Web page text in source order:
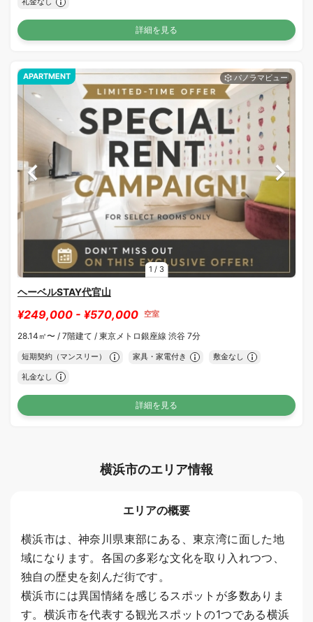
詳細を見る
1 / 3
APARTMENT
ヘーベルSTAY代官山
¥249,000 - ¥570,000 空室
28.14㎡〜 / 7階建て / 東京メトロ銀座線 渋谷 7分
短期契約（マンスリー） 家具・家電付き 敷金なし
礼金なし
詳細を見る
横浜市のエリア情報
エリアの概要
横浜市は、神奈川県東部にある、東京湾に面した地
域になります。各国の多彩な文化を取り入れつつ、
独自の歴史を刻んだ街です。
横浜市には異国情緒を感じるスポットが多数ありま
す。横浜市を代表する観光スポットの1つである横浜